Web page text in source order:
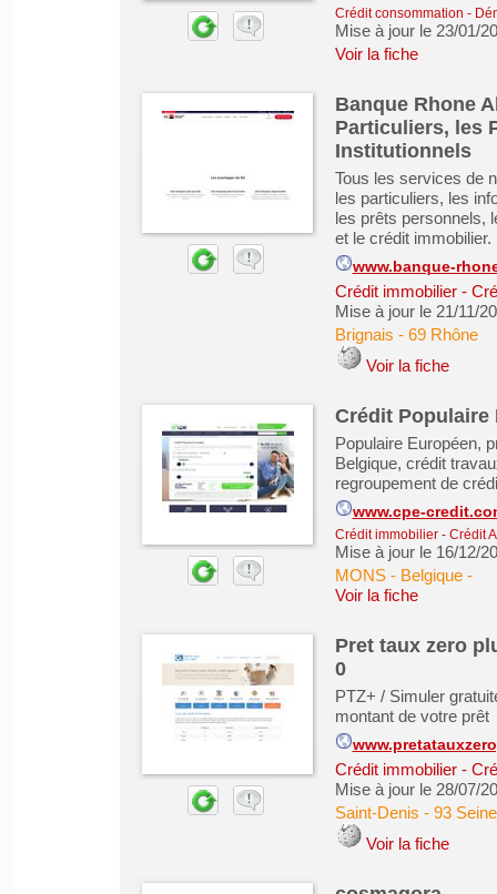
Crédit consommation -
Mise à jour le 23/01/
Voir la fiche
Banque Rhone
Particuliers, les
Institutionnels
Tous les services de
les particuliers, les
les prêts personnels,
et le crédit immobilier.
www.banque-
Crédit immobilier-
Mise à jour le 21/11/
Brignais - 69 Rhône
Voir la fiche
Crédit Populaire
Populaire Européen,
Belgique, crédit
regroupement de
www.cpe-
Crédit immobilier- Crédit
Mise à jour le 16/12/
MONS - Belgique-
Voir la fiche
Pret taux zero
0
PTZ+ / Simuler
montant de votre prêt
Crédit immobilier-
Mise à jour le 28/07/
Saint-Denis - 93
Voir la fiche